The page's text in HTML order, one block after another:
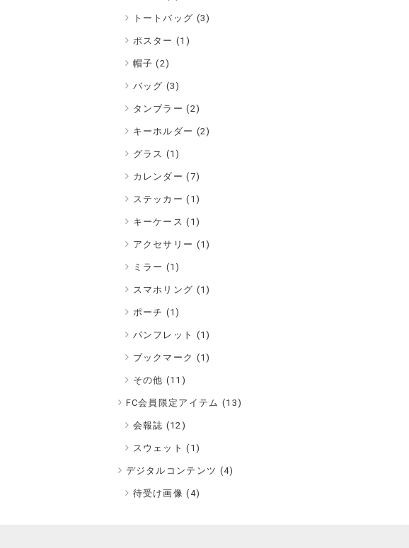
トートバッグ (3)
ポスター (1)
帽子 (2)
バッグ (3)
タンブラー (2)
キーホルダー (2)
グラス (1)
カレンダー (7)
ステッカー (1)
キーケース (1)
アクセサリー (1)
ミラー (1)
スマホリング (1)
ポーチ (1)
パンフレット (1)
ブックマーク (1)
その他 (11)
FC会員限定アイテム (13)
会報誌 (12)
スウェット (1)
デジタルコンテンツ (4)
待受け画像 (4)